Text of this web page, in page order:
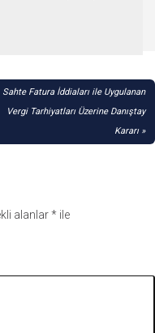
Sahte Fatura İddiaları ile Uygulanan
Vergi Tarhiyatları Üzerine Danıştay
Kararı
alanlar* ile